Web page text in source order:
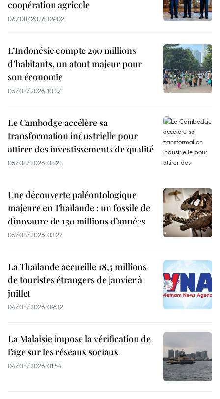
coopération agricole
06/08/2026 09:02
L’Indonésie compte 290 millions
d’habitants, un atout majeur pour
son économie
05/08/2026 10:27
Le Cambodge accélère sa
transformation industrielle pour
attirer des investissements de qualité
05/08/2026 08:28
Une découverte paléontologique
majeure en Thaïlande : un fossile de
dinosaure de 130 millions d’années
05/08/2026 03:27
La Thaïlande accueille 18,5 millions
de touristes étrangers de janvier à
juillet
04/08/2026 09:32
La Malaisie impose la vérification de
l’âge sur les réseaux sociaux
04/08/2026 01:54